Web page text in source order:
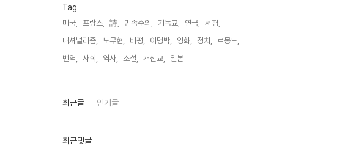
Tag
미국, 프랑스, 詩, 민족주의, 기독교, 연극,
서평,
내셔널리즘,
노무현, 비평, 이명박, 영화, 정치,
르몽드,
번역,
사회, 역사, 소설, 개신교, 일본,
최
인
최근글 인기글
최근댓글